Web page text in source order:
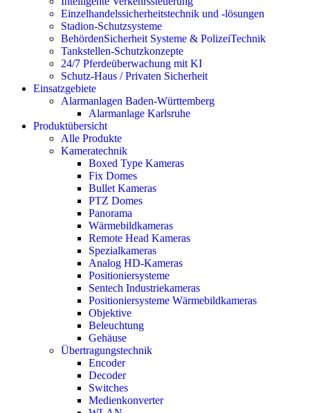
Einzelhandelssicherheitstechnik und -lösungen
Stadion-Schutzsysteme
BehördenSicherheit Systeme & PolizeiTechnik
Tankstellen-Schutzkonzepte​
24/7 Pferdeüberwachung mit KI
Schutz-Haus / Privaten Sicherheit
Einsatzgebiete
Alarmanlagen Baden-Württemberg
Alarmanlage Karlsruhe
Produktübersicht
Alle Produkte
Kameratechnik
Boxed Type Kameras
Fix Domes
Bullet Kameras
PTZ Domes
Panorama
Wärmebildkameras
Remote Head Kameras
Spezialkameras
Analog HD-Kameras
Positioniersysteme
Sentech Industriekameras
Positioniersysteme Wärmebildkameras
Objektive
Beleuchtung
Gehäuse
Übertragungstechnik
Encoder
Decoder
Switches
Medienkonverter